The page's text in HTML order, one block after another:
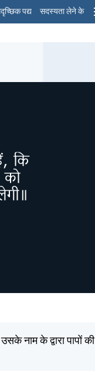
पद्य सदस्यता लेने के
नाम के द्वारा पापों की